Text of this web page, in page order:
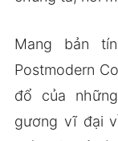
Mang bản
Postmodern
đổ của
gương vĩ đại